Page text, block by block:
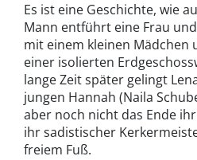
Es ist eine Geschichte, wie
Mann entführt eine Frau
mit einem kleinen Mädchen
einer isolierten
lange Zeit später gelingt
jungen Hannah (Naila
aber noch nicht das Ende
ihr sadistischer
freiem Fuß.